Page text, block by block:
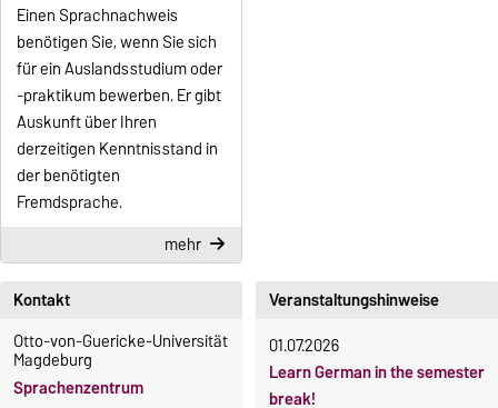
Einen Sprachnachweis
benötigen Sie, wenn Sie sich
für ein Auslandsstudium oder
-praktikum bewerben. Er gibt
Auskunft über Ihren
derzeitigen Kenntnisstand in
der benötigten
Fremdsprache.
mehr
Kontakt
Otto-von-Guericke-Universität
Magdeburg
Sprachenzentrum
Veranstaltungshinweise
01.07.2026
Learn German in the semester
break!